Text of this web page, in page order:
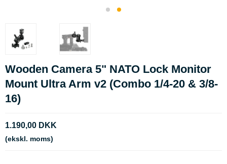
Wooden Camera 5" NATO Lock Monitor
Mount Ultra Arm v2 (Combo 1/4-20 & 3/8-
16)
1.190,00 DKK
(ekskl. moms)